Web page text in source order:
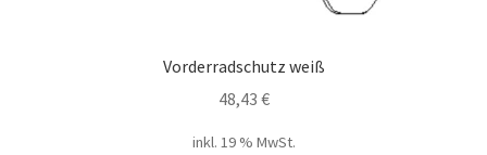
Vorderradschutz weiß
48,43 €
inkl. 19 % MwSt.